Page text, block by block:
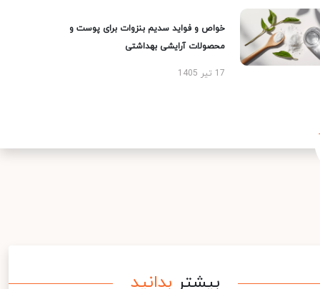
خواص و فواید سدیم بنزوات برای پوست و
محصولات آرایشی بهداشتی
17 تیر 1405
بیشتر بدانید